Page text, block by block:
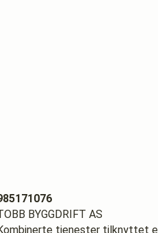
BYGGDRIFT AS
tjenester tilknyttet